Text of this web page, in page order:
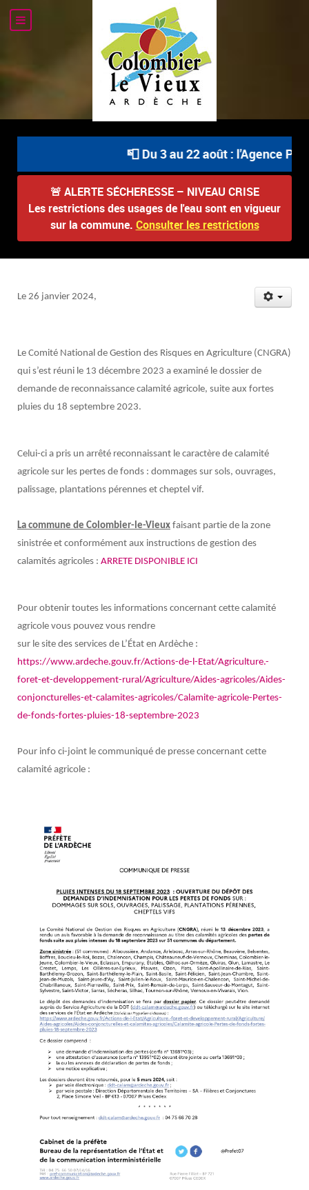
📮 Du 3 au 22 août : l'Agence
🚨 ALERTE SÉCHERESSE – NIVEAU CRISE
Les restrictions des usages de l'eau sont en vigueur
sur la commune. Consulter les restrictions
Le 26 janvier 2024,
Le Comité National de Gestion des Risques en Agriculture (CNGRA)
qui s’est réuni le 13 décembre 2023 a examiné le dossier de
demande de reconnaissance calamité agricole, suite aux fortes
pluies du 18 septembre 2023.
Celui-ci a pris un arrêté reconnaissant le caractère de calamité
agricole sur les pertes de fonds : dommages sur sols, ouvrages,
palissage, plantations pérennes et cheptel vif.
La commune de Colombier-le-Vieux faisant partie de la zone
sinistrée et conformément aux instructions de gestion des
calamités agricoles : ARRETE DISPONIBLE ICI
Pour obtenir toutes les informations concernant cette calamité
agricole vous pouvez vous rendre
sur le site des services de L’État en Ardèche :
https://www.ardeche.gouv.fr/Actions-de-l-Etat/Agriculture.-
foret-et-developpement-rural/Agriculture/Aides-agricoles/Aides-
conjoncturelles-et-calamites-agricoles/Calamite-agricole-Pertes-
de-fonds-fortes-pluies-18-septembre-2023
Pour info ci-joint le communiqué de presse concernant cette
calamité agricole :